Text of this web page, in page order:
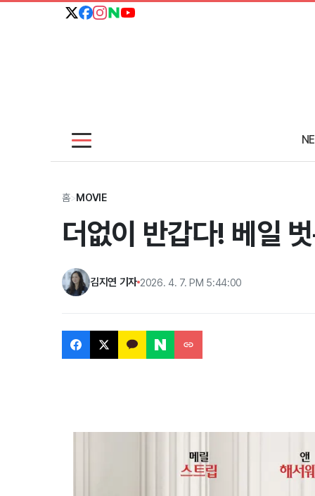
홈>MOVIE
더없이 반갑다! 베일
김지연 기자 2026. 4. 7. PM 5:44:00